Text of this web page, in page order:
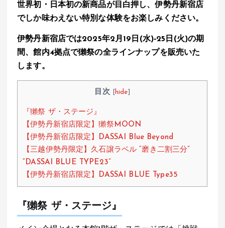
at
s
A
p
p
ce
b
o
o
e
e
n
a
世界初・日本初の新商品が目白押し、伊勢丹新宿店
でしか味わえない特別な体験をお楽しみください。
伊勢丹新宿店では2025年2月19日(水)‐25日(火)の期
間、館内4拠点で獺祭の全ラインナップを販売いた
します。
目次 hide
『獺祭 ザ・ステージ』
【伊勢丹新宿店限定】獺祭MOON
【伊勢丹新宿店限定】DASSAI Blue Beyond
【三越伊勢丹限定】久石譲ラベル “磨き二割三分”
“DASSAI BLUE TYPE23”
【伊勢丹新宿店限定】DASSAI BLUE Type35
『獺祭 ザ・ステージ』